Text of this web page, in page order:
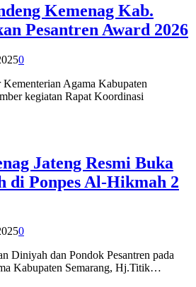
Kemenag Kab.
Pesantren Award 2026
0
Agama Kabupaten
kegiatan Rapat Koordinasi
Jateng Resmi Buka
di Ponpes Al-Hikmah 2
0
Diniyah dan Pondok Pesantren pada
Kabupaten Semarang, Hj.Titik…